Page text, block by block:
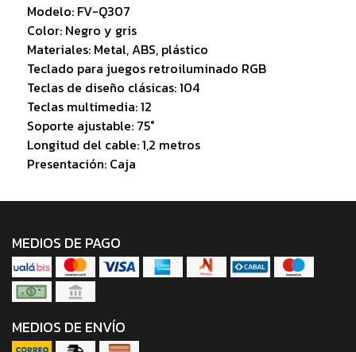
Modelo: FV-Q307
Color: Negro y gris
Materiales: Metal, ABS, plástico
Teclado para juegos retroiluminado RGB
Teclas de diseño clásicas: 104
Teclas multimedia: 12
Soporte ajustable: 75°
Longitud del cable: 1,2 metros
Presentación: Caja
MEDIOS DE PAGO
MEDIOS DE ENVÍO